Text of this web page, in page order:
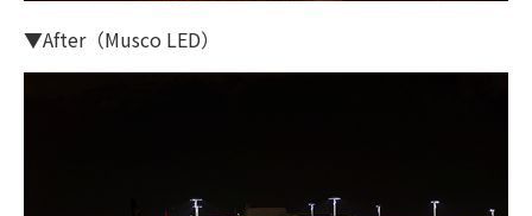
▼After（Musco LED）